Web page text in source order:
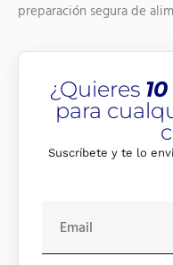
preparación segura de
¿Quieres
para
Suscríbete y te lo
a